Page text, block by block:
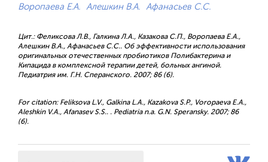
Воропаева Е.А. Алешкин В.А. Афанасьев С.С.
Цит.: Феликсова Л.В., Галкина Л.А., Казакова С.П., Воропаева Е.А.,
Алешкин В.А., Афанасьев С.С.. Об эффективности использования
оригинальных отечественных пробиотиков Полибактерина и
Кипацида в комплексной терапии детей, больных ангиной.
Педиатрия им. Г.Н. Сперанского. 2007; 86 (6).
For citation: Feliksova L.V., Galkina L.A., Kazakova S.P., Voropaeva E.A.,
Aleshkin V.A., Afanasev S.S.. . Pediatria n.a. G.N. Speransky. 2007; 86
(6).